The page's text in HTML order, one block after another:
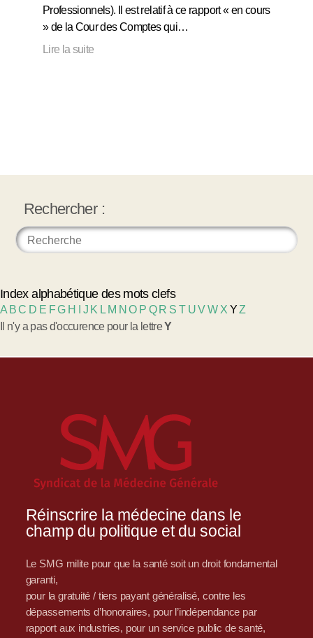
Professionnels). Il est relatif à ce rapport « en cours
» de la Cour des Comptes qui…
Lire la suite
Rechercher :
Index alphabétique des mots clefs
A BC D E FG H J K L M NO P Q R S T UVW X YZ
Il n'y a pas d'occurence pour la lettreY
Réinscrire la médecine dans le
champ du politique et du social
Le SMG milite pour que la santé soit un droit fondamental
garanti,
pour la gratuité / tiers payant généralisé, contre les
dépassements d’honoraires, pour l’indépendance par
rapport aux industries, pour un service public de santé,